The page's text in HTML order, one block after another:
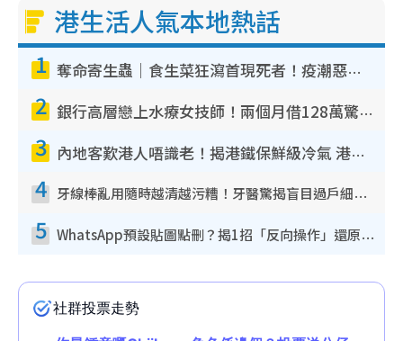
港生活人氣本地熱話
1 奪命寄生蟲｜食生菜狂瀉首現死者！疫潮惡化錄1.8萬宗病例 揭洗菜3大謬誤
2 銀行高層戀上水療女技師！兩個月借128萬驚覺「沉船」沉落火海 揭背後疑似邪教操控賣淫
3 內地客歎港人唔識老！揭港鐵保鮮級冷氣 港人求放過：咪投訴
4 牙線棒亂用隨時越清越污糟！牙醫驚揭盲目過戶細菌恐致蛀牙：呢種先係日常真保養
5 WhatsApp預設貼圖點刪？揭1招「反向操作」還原簡潔介面 附3步實測教學